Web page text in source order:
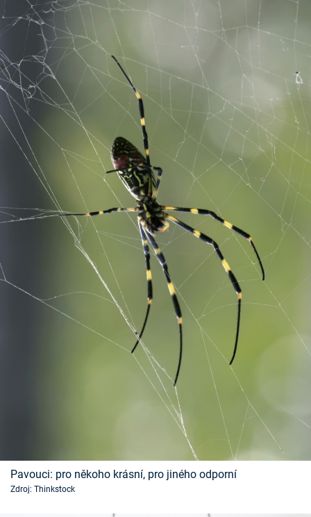
Pavouci: pro někoho krásní, pro jiného odporní
Zdroj: Thinkstock